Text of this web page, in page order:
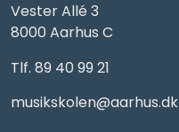
Vester Allé 3
8000 Aarhus C
Tlf. 89 40 99 21
musikskolen@aarhus.dk